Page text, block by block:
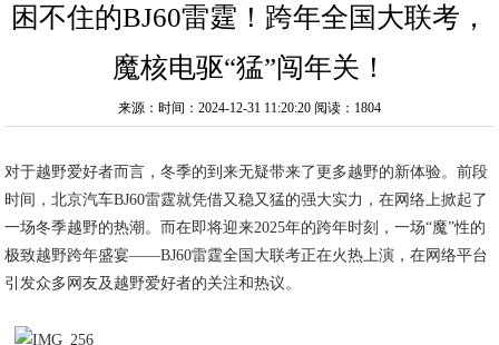
困不住的BJ60雷霆！跨年全国大联考，
魔核电驱“猛”闯年关！
来源：时间：2024-12-31 11:20:20 阅读：1804
对于越野爱好者而言，冬季的到来无疑带来了更多越野的新体验。前段
时间，北京汽车BJ60雷霆就凭借又稳又猛的强大实力，在网络上掀起了
一场冬季越野的热潮。而在即将迎来2025年的跨年时刻，一场“魔”性的
极致越野跨年盛宴——BJ60雷霆全国大联考正在火热上演，在网络平台
引发众多网友及越野爱好者的关注和热议。